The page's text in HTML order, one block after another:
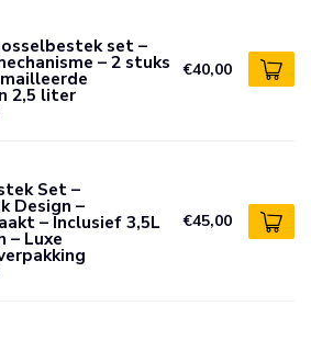
set –
– 2 stuks
2,5 liter
€40,00
Set –
Design –
– Inclusief 3,5L
– Luxe
€45,00